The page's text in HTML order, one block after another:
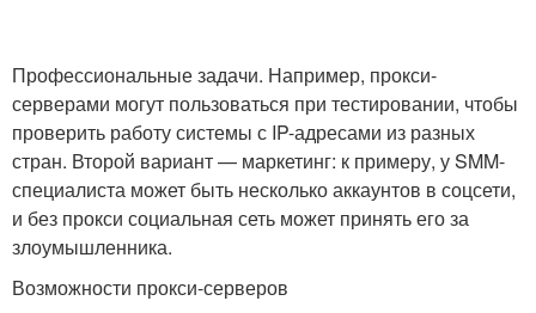
Профессиональные задачи. Например, прокси-
серверами могут пользоваться при тестировании, чтобы
проверить работу системы с IP-адресами из разных
стран. Второй вариант — маркетинг: к примеру, у SMM-
специалиста может быть несколько аккаунтов в соцсети,
и без прокси социальная сеть может принять его за
злоумышленника.
Возможности прокси-серверов